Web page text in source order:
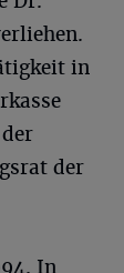
in
der
In